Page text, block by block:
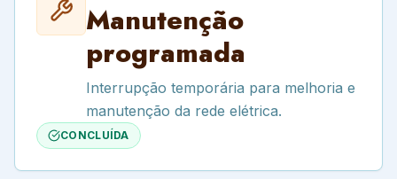
Manutenção
programada
Interrupção temporária para melhoria e
manutenção da rede elétrica.
CONCLUÍDA